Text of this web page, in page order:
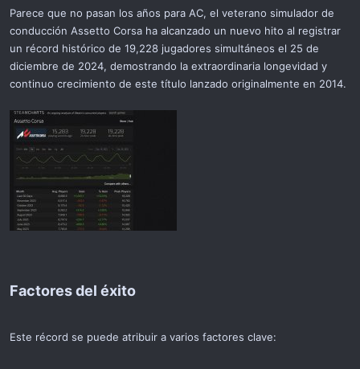
Parece que no pasan los años para AC, el veterano simulador de
conducción Assetto Corsa ha alcanzado un nuevo hito al registrar
un récord histórico de 19,228 jugadores simultáneos el 25 de
diciembre de 2024, demostrando la extraordinaria longevidad y
continuo crecimiento de este título lanzado originalmente en 2014.
Factores del éxito​
Este récord se puede atribuir a varios factores clave: